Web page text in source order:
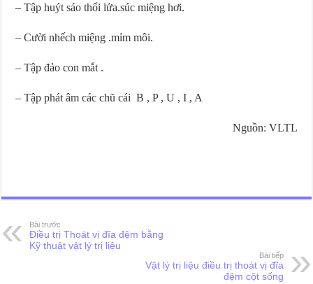
– Tập huýt sáo thổi lửa.súc miệng hơi.
– Cười nhếch miệng .mỉm môi.
– Tập đảo con mắt .
– Tập phát âm các chũ cái B , P , U , I , A
Nguồn: VLTL
Bài trước
Điều trị Thoát vị đĩa đệm bằng
Kỹ thuật vật lý trị liệu
Bài tiếp
Vật lý trị liệu điều trị thoát vị đĩa
đệm cột sống